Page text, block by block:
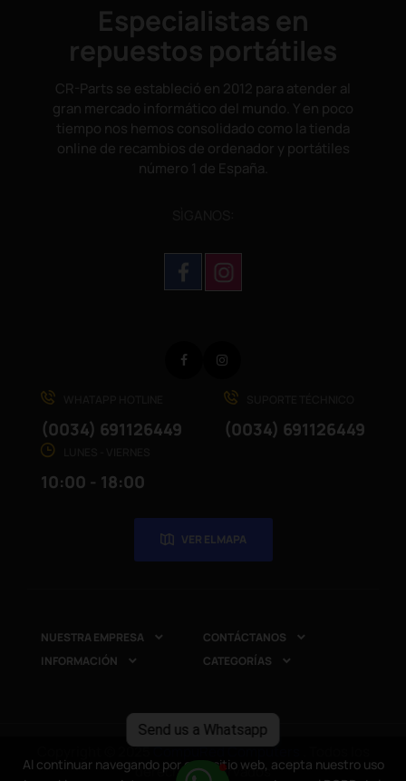
Send us a Whatsapp
Especialistas en
repuestos portátiles
CR-Parts se estableció en 2012 para atender al
gran mercado informático del mundo. Y en poco
tiempo nos hemos consolidado como la tienda
online de recambios de ordenador y portátiles
número 1 de España.
(0034) 691126449 (0034) 691126449
10:00 - 18:00
VER EL MAPA
Facebook
NUESTRA EMPRESA  CONTÁCTANOS 
INFORMACIÓN  CATEGORÍAS 
Al continuar navegando por este sitio web, acepta nuestro uso
Copyright © 2025CompuRed Computers
derechos reservados